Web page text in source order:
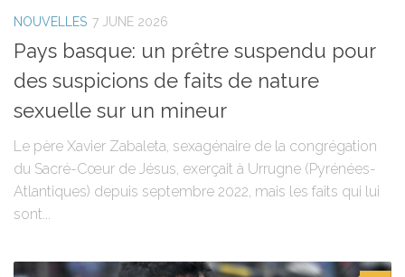
NOUVELLES 7 JUNE 2026
Pays basque: un prêtre suspendu pour
des suspicions de faits de nature
sexuelle sur un mineur
Le père Xavier Zabaleta, sexagénaire de la congrégation
du Sacré-Cœur de Jésus, exerçait à Urrugne (Pyrénées-
Atlantiques) depuis septembre 2022, mais les faits qui lui
sont...